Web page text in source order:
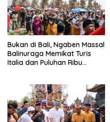
Bukan di Bali, Ngaben Massal
Balinuraga Memikat Turis
Italia dan Puluhan Ribu